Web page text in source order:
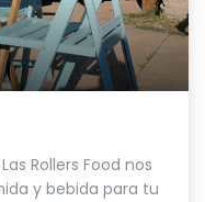
Rollers Food nos
y bebida para tu